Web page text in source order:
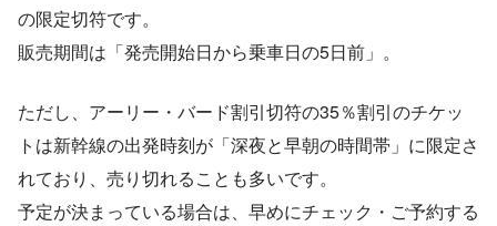
の限定切符です。
販売期間は「発売開始日から乗車日の5日前」。
ただし、アーリー・バード割引切符の35％割引のチケッ
トは新幹線の出発時刻が「深夜と早朝の時間帯」に限定さ
れており、売り切れることも多いです。
予定が決まっている場合は、早めにチェック・ご予約する